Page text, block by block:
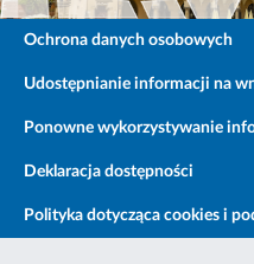
Ochrona danych osobowych
Udostępnianie informacji na
Ponowne wykorzystywanie
Deklaracja dostępności
Polityka dotycząca cookies i